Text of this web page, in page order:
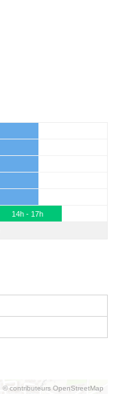
14h - 17h
© contributeurs OpenStreetMap